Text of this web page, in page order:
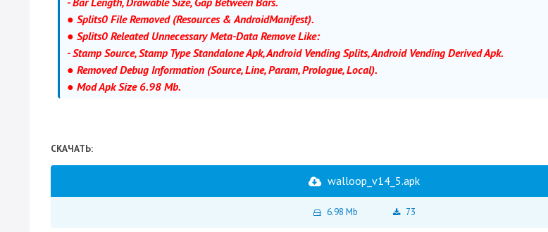
● Splits0 File Removed (Resources & AndroidManifest).
● Splits0 Releated Unnecessary Meta-Data Remove Like:
- Stamp Source, Stamp Type Standalone Apk, Android Vending Splits, Android Vending Derived Apk.
● Removed Debug Information (Source, Line, Param, Prologue, Local).
● Mod Apk Size 6.98 Mb.
СКАЧАТЬ:
walloop_v14_5.apk
6.98 Mb 73